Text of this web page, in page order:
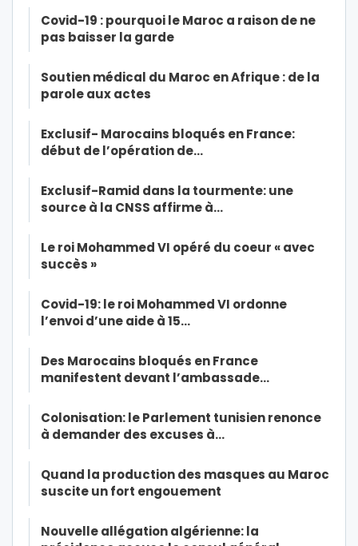
Covid-19 : pourquoi le Maroc a raison de ne
pas baisser la garde
Soutien médical du Maroc en Afrique : de la
parole aux actes
Exclusif- Marocains bloqués en France:
début de l’opération de…
Exclusif-Ramid dans la tourmente: une
source à la CNSS affirme à…
Le roi Mohammed VI opéré du coeur « avec
succès »
Covid-19: le roi Mohammed VI ordonne
l’envoi d’une aide à 15…
Des Marocains bloqués en France
manifestent devant l’ambassade…
Colonisation: le Parlement tunisien renonce
à demander des excuses à…
Quand la production des masques au Maroc
suscite un fort engouement
Nouvelle allégation algérienne: la